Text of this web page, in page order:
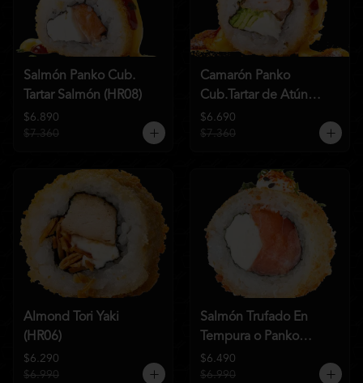
Salmón Panko Cub.
Tartar Salmón (HR08)
$6.890
$7.360
Camarón Panko
Cub.Tartar de Atún
(HR07)
$6.690
$7.360
Almond Tori Yaki
(HR06)
$6.290
$6.990
Salmón Trufado En
Tempura o Panko
(HR04)
$6.490
$6.990